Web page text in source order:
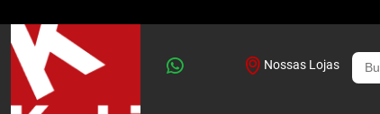
Nossas Lojas